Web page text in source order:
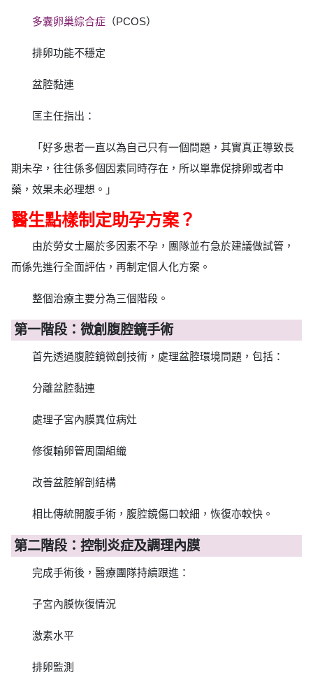
多囊卵巢綜合症 （PCOS）
排卵功能不穩定
盆腔黏連
匡主任指出：
「好多患者一直以為自己只有一個問題，其實真正導致長
期未孕，往往係多個因素同時存在，所以單靠促排卵或者中
藥，效果未必理想。」
醫生點樣制定助孕方案？
由於勞女士屬於多因素不孕，團隊並冇急於建議做試管，
而係先進行全面評估，再制定個人化方案。
整個治療主要分為三個階段。
第一階段：微創腹腔鏡手術
首先透過腹腔鏡微創技術，處理盆腔環境問題，包括：
分離盆腔黏連
處理子宮內膜異位病灶
修復輸卵管周圍組織
改善盆腔解剖結構
相比傳統開腹手術，腹腔鏡傷口較細，恢復亦較快。
第二階段：控制炎症及調理內膜
完成手術後，醫療團隊持續跟進：
子宮內膜恢復情況
激素水平
排卵監測